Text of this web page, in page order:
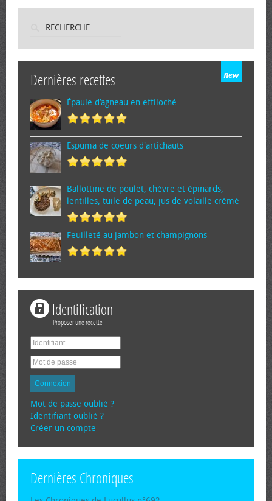
Dernières recettes
Épaule d’agneau en effiloché
Espuma de cœurs d'artichauts
Ballottine de poulet, chèvre et épinards,
lentilles, tuile de peau, jus de volaille crémé
Feuilleté au jambon et champignons
Identification
Proposer une recette
Connexion
Mot de passe oublié ?
Identifiant oublié ?
Créer un compte
Dernières Chroniques